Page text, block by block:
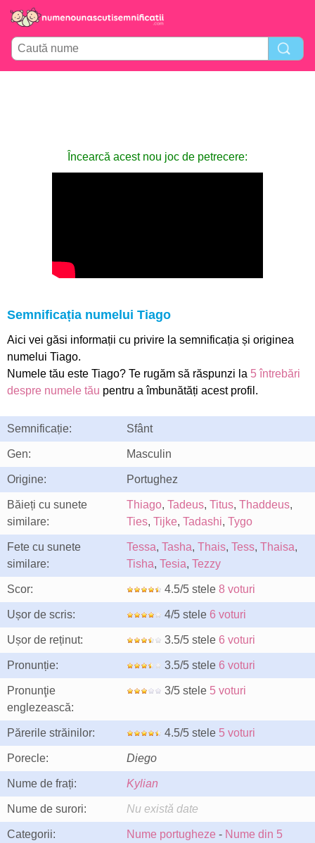
Încearcă acest nou joc de petrecere:
Semnificația numelui Tiago
Aici vei găsi informații cu privire la semnificația și originea
numelui Tiago.
Numele tău este Tiago? Te rugăm să răspunzi la 5 întrebări
despre numele tău pentru a îmbunătăți acest profil.
Semnificație: Sfânt
Gen: Masculin
Origine: Portughez
Băieți cu sunete
similare:
Thiago, Tadeus, Titus, Thaddeus,
Ties, Tijke, Tadashi, Tygo
Fete cu sunete
similare:
Tessa, Tasha, Thais, Tess, Thaisa,
Tisha, Tesia, Tezzy
Scor: 4.5/5 stele 8 voturi
Ușor de scris: 4/5 stele 6 voturi
Ușor de reținut: 3.5/5 stele 6 voturi
Pronunție: 3.5/5 stele 6 voturi
Pronunţie
englezească:
3/5 stele 5 voturi
Părerile străinilor: 4.5/5 stele 5 voturi
Porecle: Diego
Nume de frați: Kylian
Nume de surori: Nu există date
Categorii: Nume portugheze - Nume din 5